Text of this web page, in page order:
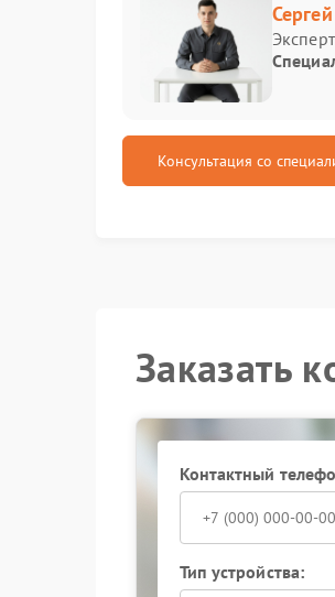
отказываются
наблюдаются
Причины выхода
механические
наши специалисты
оборудования.
В процессе диагностики
дорожек, перепрошивку
оригинальные
При первых признаках
полную
Консультация со
Заказать
Контактный
Тип устройства: